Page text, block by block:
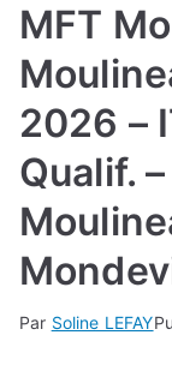
MFT
2026 –
Qualif.
Par Soline LEFAY